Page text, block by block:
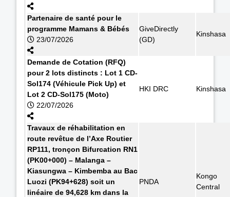
Partenaire de santé pour le
programme Mamans & Bébés
23/07/2026
GiveDirectly
(GD)
Kinshasa
Demande de Cotation (RFQ)
pour 2 lots distincts : Lot 1 CD-
Sol174 (Véhicule Pick Up) et
Lot 2 CD-Sol175 (Moto)
22/07/2026
HKI DRC Kinshasa
Travaux de réhabilitation en
route revêtue de l’Axe Routier
RP111, tronçon Bifurcation RN1
(PK00+000) – Malanga –
Kiasungwa – Kimbemba au Bac
Luozi (PK94+628) soit un
linéaire de 94,628 km dans la
PNDA
Kongo
Central